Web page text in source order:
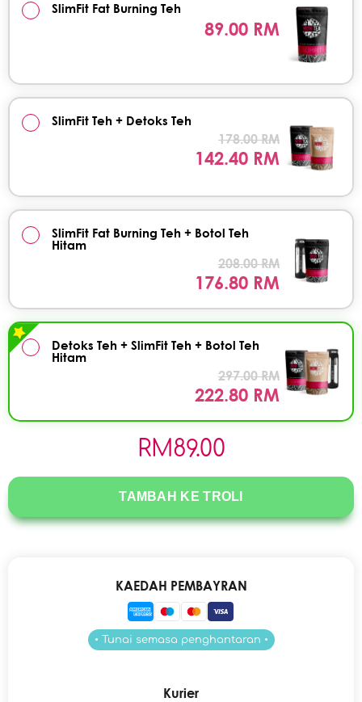
SlimFit Fat Burning Teh
89.00 RM
SlimFit Teh + Detoks Teh
178.00 RM
142.40 RM
SlimFit Fat Burning Teh + Botol Teh
Hitam
208.00 RM
176.80 RM
Detoks Teh + SlimFit Teh + Botol Teh
Hitam
297.00 RM
222.80 RM
RM89.00
TAMBAH KE TROLI
KAEDAH PEMBAYRAN
• Tunai semasa penghantaran •
Kurier